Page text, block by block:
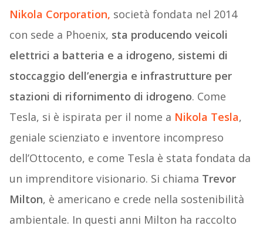
Nikola Corporation, società fondata nel 2014
con sede a Phoenix, sta producendo veicoli
elettrici a batteria e a idrogeno, sistemi di
stoccaggio dell’energia e infrastrutture per
stazioni di rifornimento di idrogeno. Come
Tesla, si è ispirata per il nome a Nikola Tesla,
geniale scienziato e inventore incompreso
dell’Ottocento, e come Tesla è stata fondata da
un imprenditore visionario. Si chiama Trevor
Milton, è americano e crede nella sostenibilità
ambientale. In questi anni Milton ha raccolto